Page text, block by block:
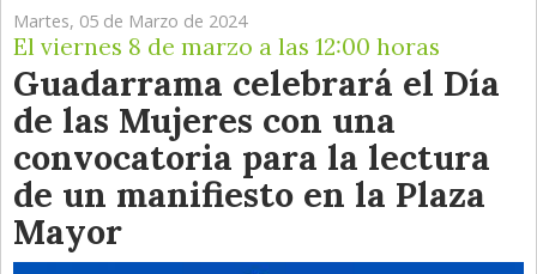
Martes, 05 de Marzo de 2024
El viernes 8 de marzo a las 12:00 horas
Guadarrama celebrará el Día
de las Mujeres con una
convocatoria para la lectura
de un manifiesto en la Plaza
Mayor